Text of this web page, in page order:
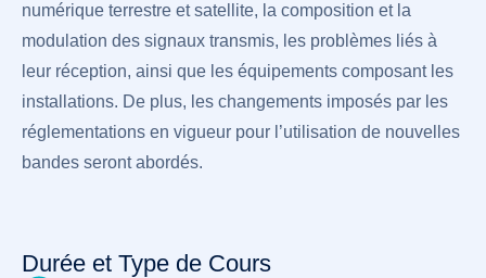
numérique terrestre et satellite, la composition et la
modulation des signaux transmis, les problèmes liés à
leur réception, ainsi que les équipements composant les
installations. De plus, les changements imposés par les
réglementations en vigueur pour l’utilisation de nouvelles
bandes seront abordés.
Durée et Type de Cours